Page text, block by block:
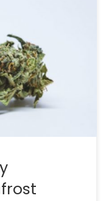
Permafrost to
daje mroźne,
kreatywne
Permafrost